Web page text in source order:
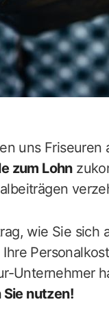
uns Friseuren
zum Lohn
wie Sie sich
Unternehmer
Sie nutzen!